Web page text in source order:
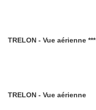
TRELON - Vue aérienne ***
TRELON - Vue aérienne